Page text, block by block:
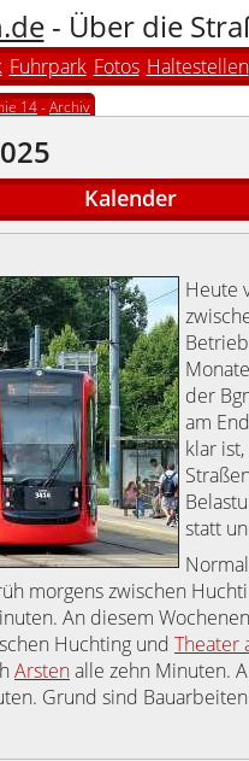
- Über die
Fuhrpark Fotos Haltestellen
14-Archiv
Kalender
Heute
der
am
klar
statt
morgens zwischen
An diesem
Huchting und Theater
Arstenalle zehn Minuten.
Grund sind